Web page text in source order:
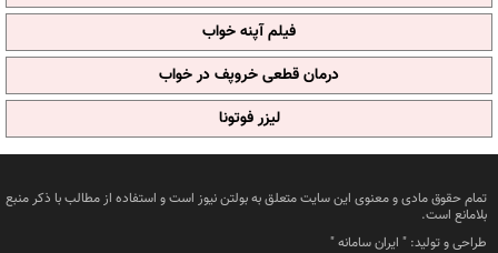
فیلم آپنه خواب
درمان قطعی خروپف در خواب
لیزر فوتونا
تمام حقوق مادی و معنوی این سایت متعلق به بولتن نیوز است و استفاده از مطالب با ذکر منبع
بلامانع است.
طراحی و تولید: " ایران سامانه"